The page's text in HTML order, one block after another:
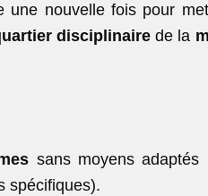
une nouvelle fois pour
disciplinairede la
sans moyens adaptés
spécifiques).